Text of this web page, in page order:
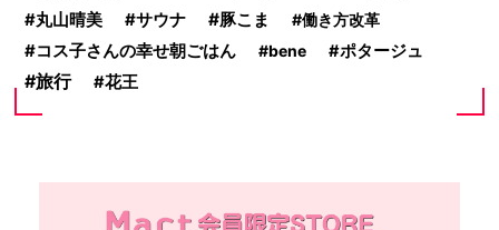
丸山晴美 サウナ 豚こま 働き方改革
コス子さんの幸せ朝ごはん bene ポタージュ
旅行 花王